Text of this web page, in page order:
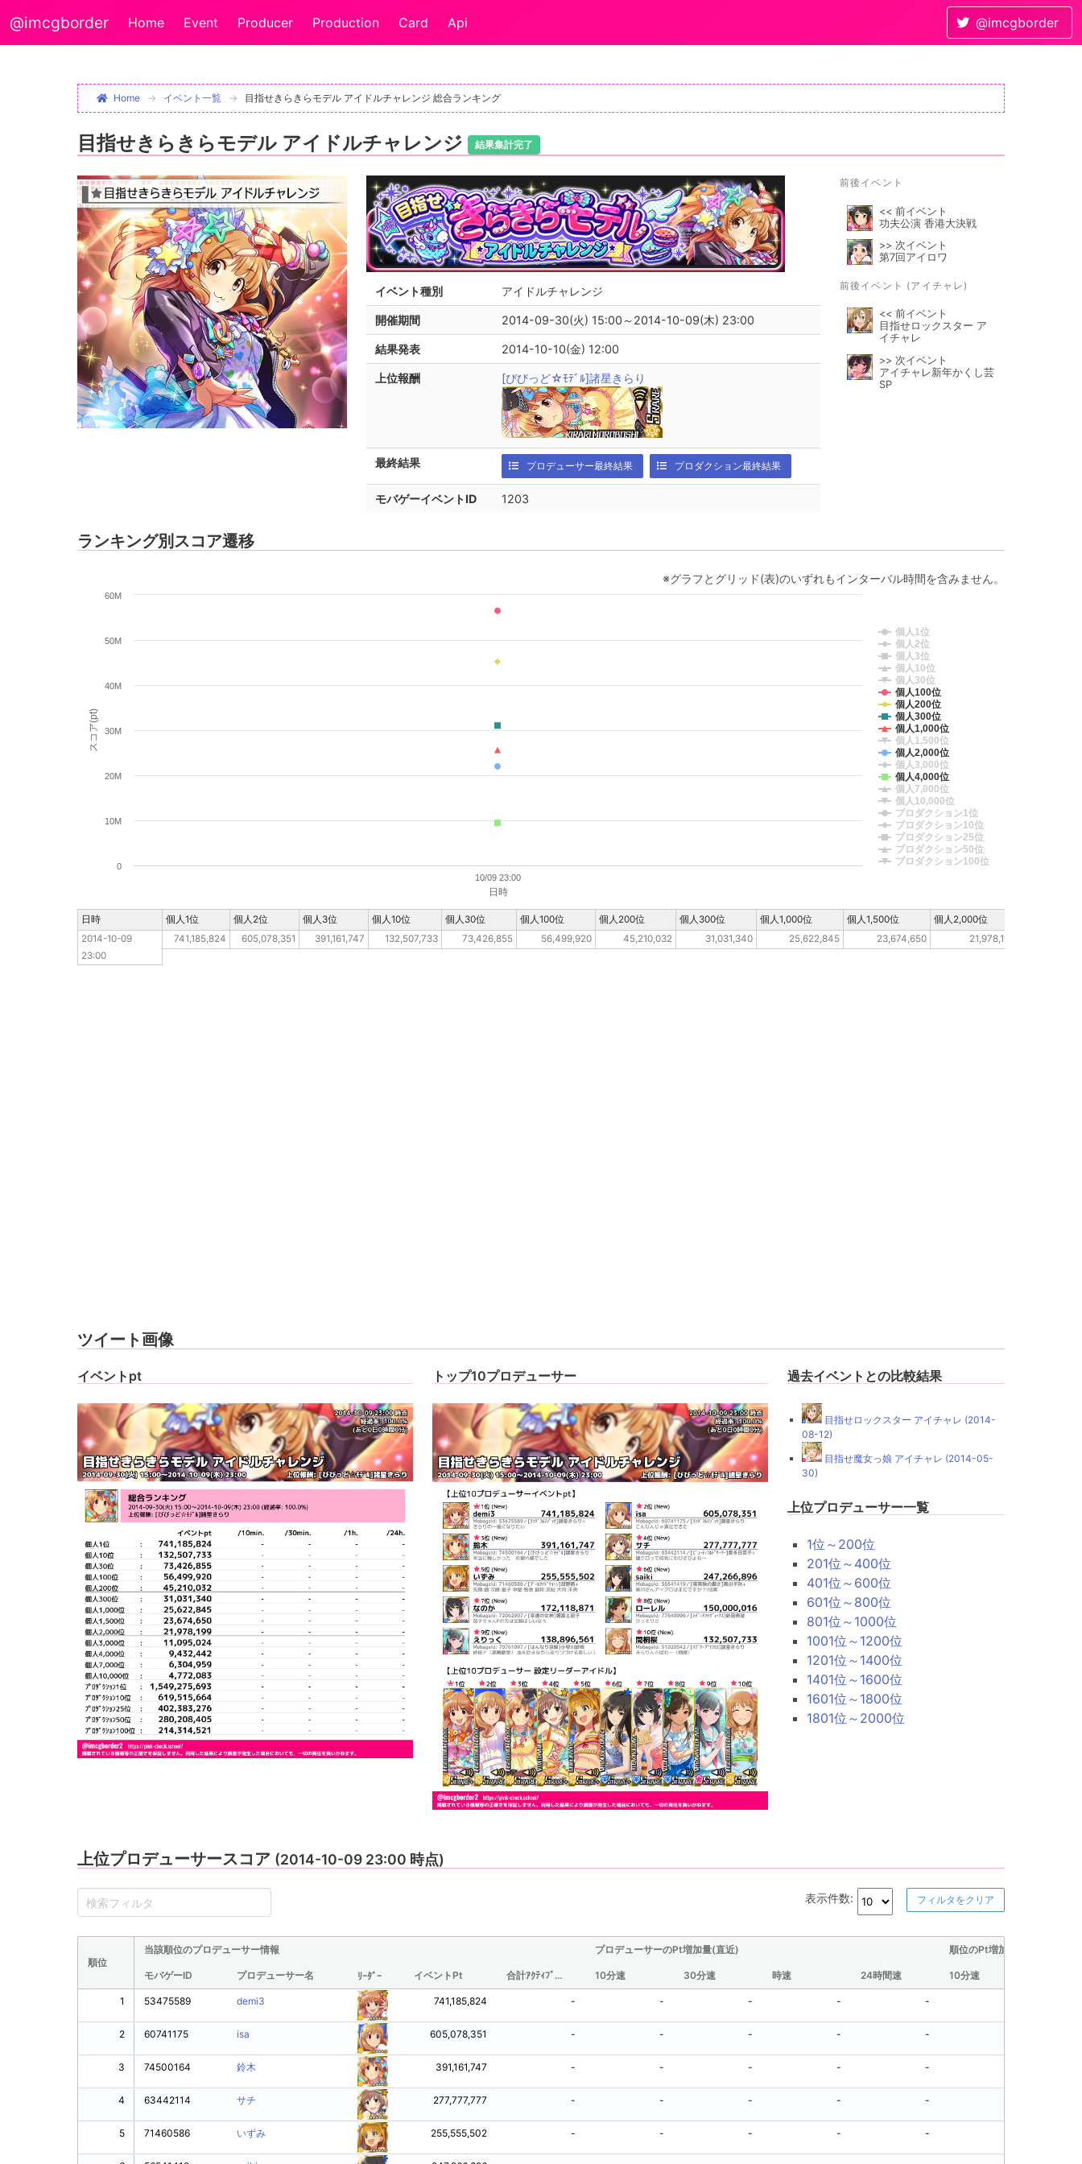
@imcgborder Home Event Producer Production Card Api @imcgborder
Home イベント一覧 目指せきらきらモデル アイドルチャレンジ 総合ランキング
目指せきらきらモデル アイドルチャレンジ 結果集計完了
イベント種別 アイドルチャレンジ
開催期間 2014-09-30(火) 15:00～2014-10-09(木) 23:00
結果発表 2014-10-10(金) 12:00
上位報酬 [びびっど☆ﾓﾃﾞﾙ]諸星きらり
最終結果 プロデューサー最終結果 プロダクション最終結果
モバゲーイベントID 1203
前後イベント
<< 前イベント
功夫公演 香港大決戦
>> 次イベント
第7回アイロワ
前後イベント (アイチャレ)
<< 前イベント
目指せロックスター ア
イチャレ
>> 次イベント
アイチャレ新年かくし芸
SP
ランキング別スコア遷移
※グラフとグリッド(表)のいずれもインターバル時間を含みません。
日時
スコア(pt)
個人1位
個人2位
個人3位
個人10位
個人30位
個人100位
個人200位
個人300位
個人1,000位
個人1,500位
個人2,000位
個人3,000位
個人4,000位
個人7,000位
個人10,000位
プロダクション1位
プロダクション10位
プロダクション25位
プロダクション50位
プロダクション100位
10/09 23:00
0
10M
20M
30M
40M
50M
60M
2014-10-09 23:00 741,185,824 605,078,351 391,161,747 132,507,733 73,426,855 56,499,920 45,210,032 31,031,340 25,622,845 23,674,650 21,978,199
日時 個人1位 個人2位 個人3位 個人10位 個人30位 個人100位 個人200位 個人300位 個人1,000位 個人1,500位 個人2,000位
2014-10-09
23:00
日時
ツイート画像
イベントpt トップ10プロデューサー 過去イベントとの比較結果
目指せロックスター アイチャレ (2014-
08-12)
目指せ魔女っ娘 アイチャレ (2014-05-
30)
上位プロデューサー一覧
1位～200位
201位～400位
401位～600位
601位～800位
801位～1000位
1001位～1200位
1201位～1400位
1401位～1600位
1601位～1800位
1801位～2000位
上位プロデューサースコア (2014-10-09 23:00 時点)
表示件数: フィルタをクリア
順位
当該順位のプロデューサー情報 プロデューサーのPt増加量(直近) 順位のPt増加量(直近)
モバゲーID プロデューサー名 ﾘｰﾀﾞｰ イベントPt 合計ｱｸﾃｨﾌﾞ時間(分/観測されたものからの推定値) 10分速 30分速 時速 24時間速 10分速
1
2
3
4
5
53475589 demi3 741,185,824 - - - - -
60741175 isa 605,078,351 - - - - -
74500164 鈴木 391,161,747 - - - - -
63442114 サチ 277,777,777 - - - - -
71460586 いずみ 255,555,502 - - - - -